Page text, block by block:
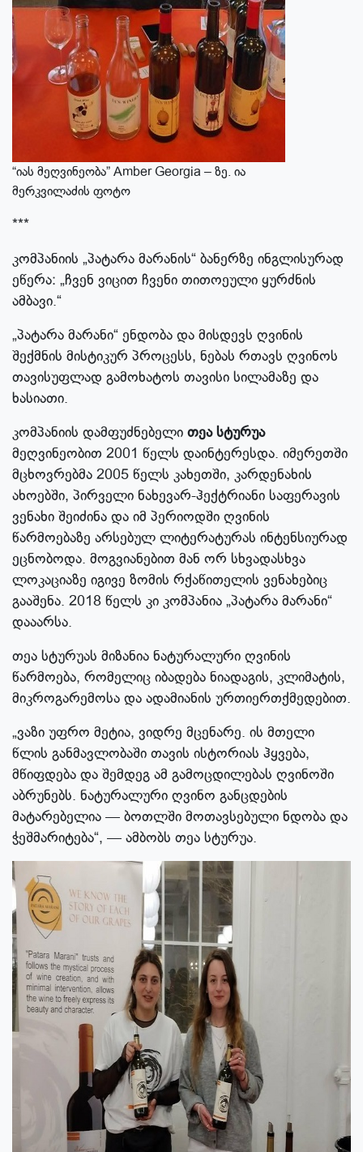
“იას მეღვინეობა” Amber Georgia – ზე. ია
მერკვილაძის ფოტო
***
კომპანიის „პატარა მარანის“ ბანერზე ინგლისურად
ეწერა: „ჩვენ ვიცით ჩვენი თითოეული ყურძნის
ამბავი.“
„პატარა მარანი“ ენდობა და მისდევს ღვინის
შექმნის მისტიკურ პროცესს, ნებას რთავს ღვინოს
თავისუფლად გამოხატოს თავისი სილამაზე და
ხასიათი.
კომპანიის დამფუძნებელი თეა სტურუა
მეღვინეობით 2001 წელს დაინტერესდა. იმერეთში
მცხოვრებმა 2005 წელს კახეთში, კარდენახის
ახოებში, პირველი ნახევარ-ჰექტრიანი საფერავის
ვენახი შეიძინა და იმ პერიოდში ღვინის
წარმოებაზე არსებულ ლიტერატურას ინტენსიურად
ეცნობოდა. მოგვიანებით მან ორ სხვადასხვა
ლოკაციაზე იგივე ზომის რქაწითელის ვენახებიც
გააშენა. 2018 წელს კი კომპანია „პატარა მარანი“
დააარსა.
თეა სტურუას მიზანია ნატურალური ღვინის
წარმოება, რომელიც იბადება ნიადაგის, კლიმატის,
მიკროგარემოსა და ადამიანის ურთიერთქმედებით.
„ვაზი უფრო მეტია, ვიდრე მცენარე. ის მთელი
წლის განმავლობაში თავის ისტორიას ჰყვება,
მწიფდება და შემდეგ ამ გამოცდილებას ღვინოში
აბრუნებს. ნატურალური ღვინო განცდების
მატარებელია — ბოთლში მოთავსებული ნდობა და
ჭეშმარიტება“, — ამბობს თეა სტურუა.